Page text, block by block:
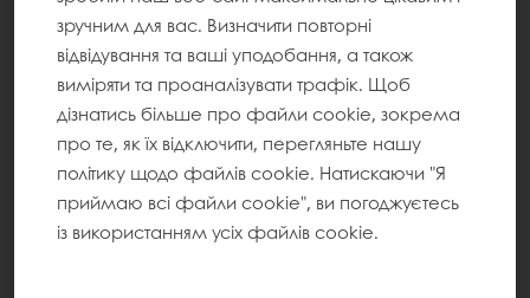
зручним для вас. Визначити повторні
відвідування та ваші уподобання, а також
виміряти та проаналізувати трафік. Щоб
дізнатись більше про файли cookie, зокрема
про те, як їх відключити, перегляньте нашу
політику щодо файлів cookie. Натискаючи "Я
приймаю всі файли cookie", ви погоджуєтесь
із використанням усіх файлів cookie.